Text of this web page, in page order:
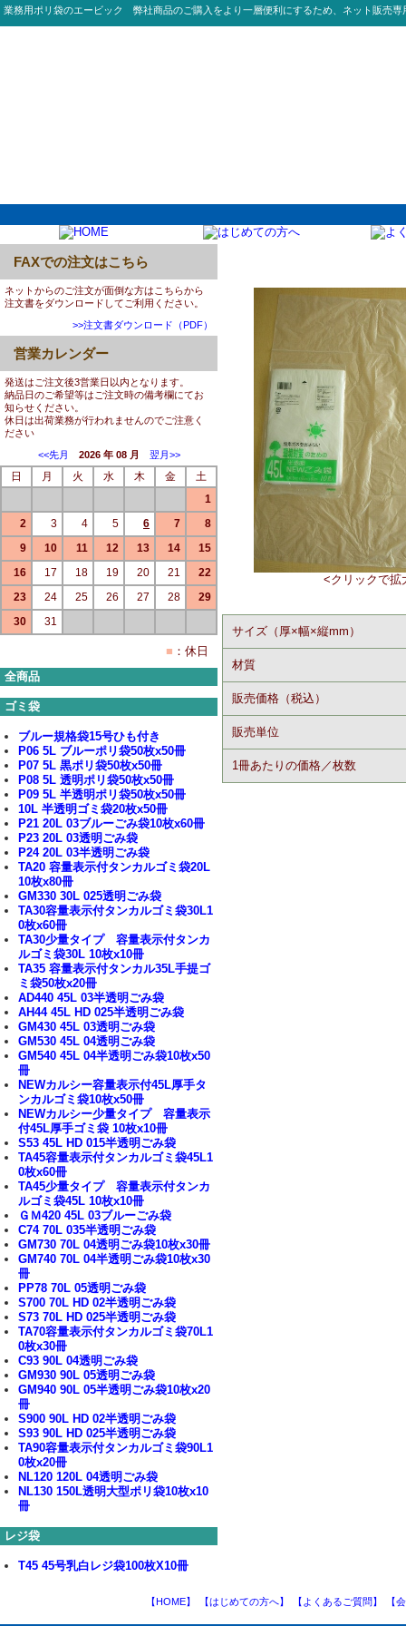
業務用ポリ袋のエービック 弊社商品のご購入をより一層便利にするため、ネット販売
FAXでの注文はこちら
ネットからのご注文が面倒な方はこちらから
注文書をダウンロードしてご利用ください。
>>注文書ダウンロード（PDF）
営業カレンダー
発送はご注文後3営業日以内となります。
納品日のご希望等はご注文時の備考欄にてお
知らせください。
休日は出荷業務が行われませんのでご注意く
ださい
<<先月
2026 年 08 月 翌月>>
日 月 火 水 木 金
土
1
2
3 4 5 6 7
8
9
10 11 12 13 14
15
16
17 18 19 20 21
22
23
24 25 26 27 28
29
30
31
■ ：休日
全商品
ゴミ袋
ブルー規格袋15号ひも付き
P06 5L ブルーポリ袋50枚x50冊
P07 5L 黒ポリ袋50枚x50冊
P08 5L 透明ポリ袋50枚x50冊
P09 5L 半透明ポリ袋50枚x50冊
10L 半透明ゴミ袋20枚x50冊
P21 20L 03ブルーごみ袋10枚x60冊
P23 20L 03透明ごみ袋
P24 20L 03半透明ごみ袋
TA20 容量表示付タンカルゴミ袋20L
10枚x80冊
GM330 30L 025透明ごみ袋
TA30容量表示付タンカルゴミ袋30L1
0枚x60冊
TA30少量タイプ 容量表示付タンカ
ルゴミ袋30L 10枚x10冊
TA35 容量表示付タンカル35L手提ゴ
ミ袋50枚x20冊
AD440 45L 03半透明ごみ袋
AH44 45L HD 025半透明ごみ袋
GM430 45L 03透明ごみ袋
GM530 45L 04透明ごみ袋
GM540 45L 04半透明ごみ袋10枚x50
冊
NEWカルシー容量表示付45L厚手タ
ンカルゴミ袋10枚x50冊
NEWカルシー少量タイプ 容量表示
付45L厚手ゴミ袋 10枚x10冊
S53 45L HD 015半透明ごみ袋
TA45容量表示付タンカルゴミ袋45L1
0枚x60冊
TA45少量タイプ 容量表示付タンカ
ルゴミ袋45L 10枚x10冊
ＧＭ420 45L 03ブルーごみ袋
C74 70L 035半透明ごみ袋
GM730 70L 04透明ごみ袋10枚x30冊
GM740 70L 04半透明ごみ袋10枚x30
冊
PP78 70L 05透明ごみ袋
S700 70L HD 02半透明ごみ袋
S73 70L HD 025半透明ごみ袋
TA70容量表示付タンカルゴミ袋70L1
0枚x30冊
C93 90L 04透明ごみ袋
GM930 90L 05透明ごみ袋
GM940 90L 05半透明ごみ袋10枚x20
冊
S900 90L HD 02半透明ごみ袋
S93 90L HD 025半透明ごみ袋
TA90容量表示付タンカルゴミ袋90L1
0枚x20冊
NL120 120L 04透明ごみ袋
NL130 150L透明大型ポリ袋10枚x10
冊
レジ袋
T45 45号乳白レジ袋100枚X10冊
<クリックで拡
サイズ（厚×幅×縦mm）
材質
販売価格（税込）
販売単位
1冊あたりの価格／枚数
【HOME】 【はじめての方へ】 【よくあるご質問】 【